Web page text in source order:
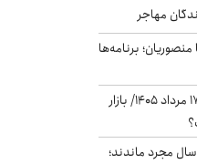
مهاجر
برنامه‌ها
پیش‌بینی بورس فردا شنبه ۱۷ مرداد ۱۴۰۵/ بازار
چند میلیون ایرانی بالای ۴۵ سال مجرد ماندند؛